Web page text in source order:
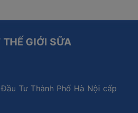
GIỚI SỮA
Tư Thành Phố Hà Nội cấp